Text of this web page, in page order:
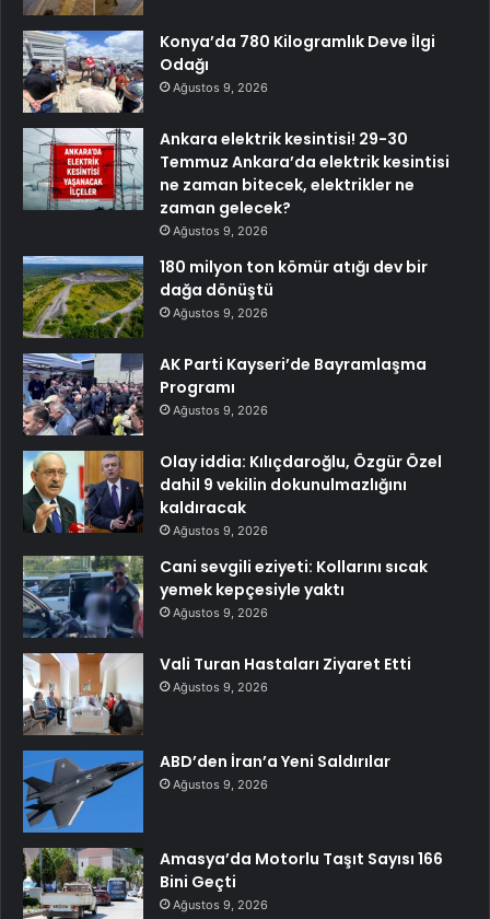
Konya’da 780 Kilogramlık Deve İlgi
Odağı
Ağustos 9, 2026
Ankara elektrik kesintisi! 29-30
Temmuz Ankara’da elektrik kesintisi
ne zaman bitecek, elektrikler ne
zaman gelecek?
Ağustos 9, 2026
180 milyon ton kömür atığı dev bir
dağa dönüştü
Ağustos 9, 2026
AK Parti Kayseri’de Bayramlaşma
Programı
Ağustos 9, 2026
Olay iddia: Kılıçdaroğlu, Özgür Özel
dahil 9 vekilin dokunulmazlığını
kaldıracak
Ağustos 9, 2026
Cani sevgili eziyeti: Kollarını sıcak
yemek kepçesiyle yaktı
Ağustos 9, 2026
Vali Turan Hastaları Ziyaret Etti
Ağustos 9, 2026
ABD’den İran’a Yeni Saldırılar
Ağustos 9, 2026
Amasya’da Motorlu Taşıt Sayısı 166
Bini Geçti
Ağustos 9, 2026